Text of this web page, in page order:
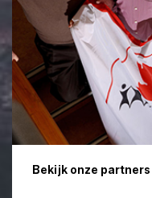
Bekijk onze partners